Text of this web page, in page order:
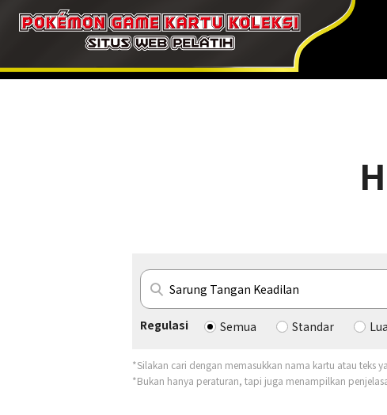
Regulasi Semua Standar
*Silakan cari dengan memasukkan nama kartu atau teks
*Bukan hanya peraturan, tapi juga menampilkan